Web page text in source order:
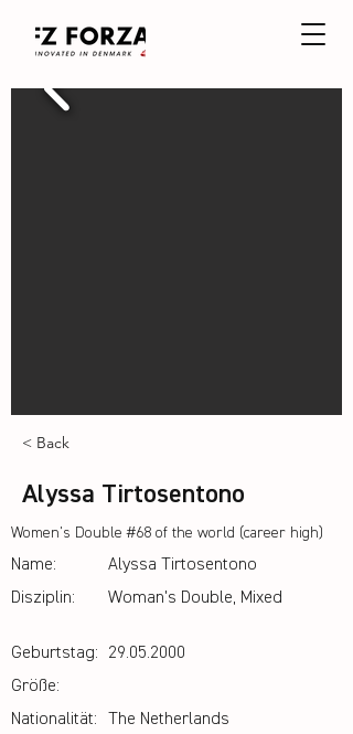
< Back
Alyssa Tirtosentono
Women's Double #68 of the world (career high)
Name:
Disziplin:
Geburtstag:
Größe:
Nationalität:
Alyssa Tirtosentono
Woman's Double, Mixed
29.05.2000
The Netherlands